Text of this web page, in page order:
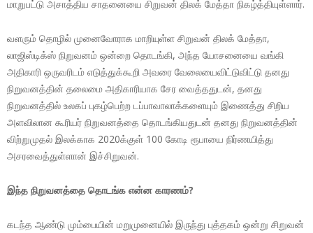
மாறுபட்டு அசாத்திய சாதனையை சிறுவன் திலக் மேத்தா நிகழ்த்தியுள்ளார்.
வளரும் தொழில் முனைவோராக மாறியுள்ள சிறுவன் திலக் மேத்தா,
லாஜிஸ்டிக்ஸ் நிறுவனம் ஒன்றை தொடங்கி, அந்த யோசனையை வங்கி
அதிகாரி ஒருவரிடம் எடுத்துக்கூறி அவரை வேலையைவிட்டுவிட்டு தனது
நிறுவனத்தின் தலைமை அதிகாரியாக சேர வைத்ததுடன், தனது
நிறுவனத்தில் உலகப் புகழ்பெற்ற டப்பாவாலாக்களையும் இணைத்து சிறிய
அளவிலான கூரியர் நிறுவனத்தை தொடங்கியதுடன் தனது நிறுவனத்தின்
விற்றுமுதல் இலக்காக 2020க்குள் 100 கோடி ரூபாயை நிர்ணயித்து
அசரவைத்துள்ளான் இச்சிறுவன்.
இந்த நிறுவனத்தை தொடங்க என்ன காரணம்?
கடந்த ஆண்டு மும்பையின் மறுமுனையில் இருந்து புத்தகம் ஒன்று சிறுவன்